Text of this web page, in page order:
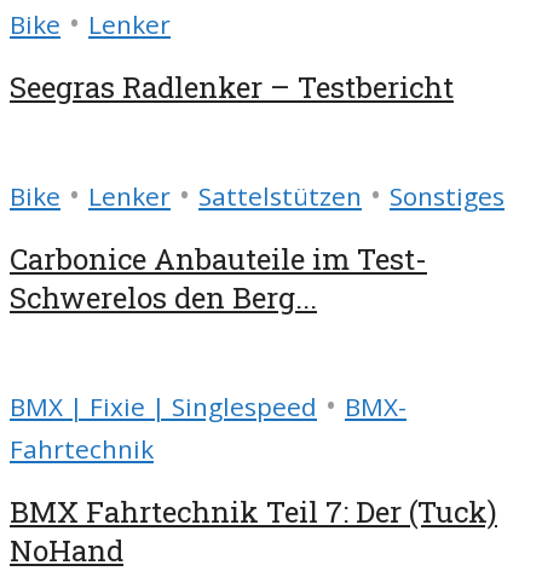
Bike • Lenker
Seegras Radlenker – Testbericht
Bike • Lenker • Sattelstützen • Sonstiges
Carbonice Anbauteile im Test-
Schwerelos den Berg...
BMX | Fixie | Singlespeed • BMX-
Fahrtechnik
BMX Fahrtechnik Teil 7: Der (Tuck)
NoHand